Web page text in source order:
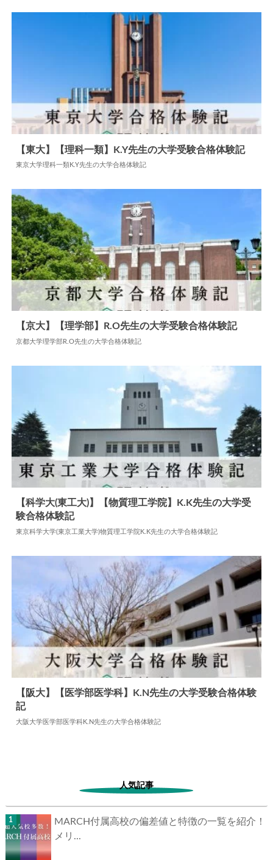
【東大】【理科一類】K.Y先生の大学受験合格体験記
東京大学理科一類K.Y先生の大学合格体験記
【京大】【理学部】R.O先生の大学受験合格体験記
京都大学理学部R.O先生の大学合格体験記
大学合格体験記
【科学大(東工大)】【物質理工学院】K.K先生の大学受
験合格体験記
東京科学大学(東京工業大学)物質理工学院K.K先生の大学合格体験記
大学合格体験記
【阪大】【医学部医学科】K.N先生の大学受験合格体験
記
大阪大学医学部医学科K.N先生の大学合格体験記
人気記事
MARCH付属高校の偏差値と特徴の一覧を紹介！
メリ...